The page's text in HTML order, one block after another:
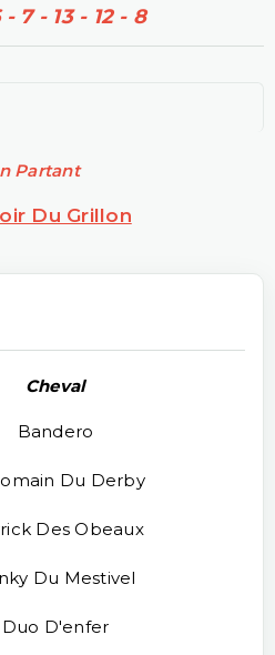
- 7 - 13 - 12 - 8
Partant
Du Grillon
Cheval
Bandero
Du Derby
Des Obeaux
Du Mestivel
Duo D'enfer